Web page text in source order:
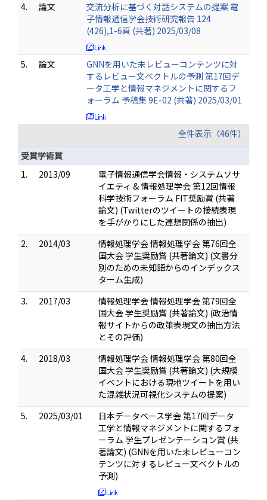
4. 論文
交流分析に基づく対話システムの提案 電
子情報通信学会技術研究報告 124
(426),1-6頁 (共著) 2025/03/08
5. 論文
GNNを用いた未レビューコンテンツに対
するレビュー文ベクトルの予測 第17回デ
ータ工学と情報マネジメントに関するフ
ォーラム 予稿集 9E-02 (共著) 2025/03/01
全件表示（46件）
受賞学術賞
1.
2013/09
電子情報通信学会情報・システムソサ
イエティ & 情報処理学会 第12回情報
科学技術フォーラム FIT奨励賞 (共著
論文) (Twitterのツイートの接続表現
を手がかりにした連想関係の抽出)
2.
2014/03
情報処理学会 情報処理学会 第76回全
国大会 学生奨励賞 (共著論文) (文書分
別のための未知語からのインデックス
ターム生成)
3.
2017/03
情報処理学会 情報処理学会 第79回全
国大会 学生奨励賞 (共著論文) (政治情
報サイトからの政策表現文の抽出方法
とその評価)
4.
2018/03
情報処理学会 情報処理学会 第80回全
国大会 学生奨励賞 (共著論文) (大規模
イベントにおける現地ツイートを用い
た混雑状況可視化システムの提案)
5.
2025/03/01
日本データベース学会 第17回データ
工学と情報マネジメントに関するフォ
ーラム 学生プレゼンテーション賞 (共
著論文) (GNNを用いた未レビューコン
テンツに対するレビュー文ベクトルの
予測)